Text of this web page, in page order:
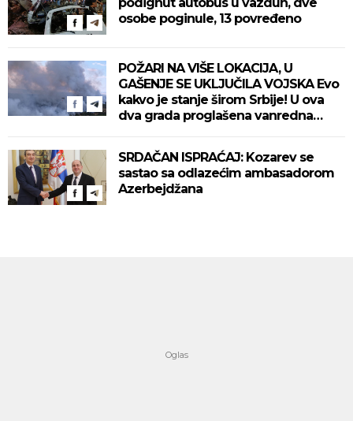
osobe poginule, 13 povređeno
POŽARI NA VIŠE LOKACIJA, U
GAŠENJE SE UKLJUČILA VOJSKA Evo
kakvo je stanje širom Srbije! U ova
dva grada proglašena vanredna
SRDAČAN ISPRAĆAJ: Kozarev se
sastao sa odlazećim ambasadorom
Azerbejdžana